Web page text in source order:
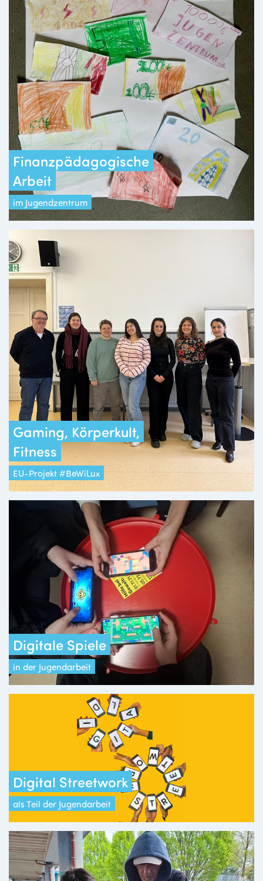
Finanzpädagogische
Arbeit
im Jugendzentrum
Gaming, Körperkult,
Fitness
EU-Projekt #BeWiLux
Digitale Spiele
in der Jugendarbeit
Digital Streetwork
als Teil der Jugendarbeit